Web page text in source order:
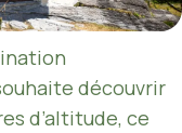
découvrir
d’altitude, ce